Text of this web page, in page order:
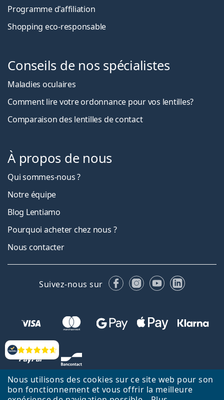
Nous utilisons des cookies sur ce site web pour son
bon fonctionnement et vous offrir la meilleure
Évaluation
Programme d'affiliation
Shopping eco-responsable
Conseils de nos spécialistes
Maladies oculaires
Comment lire votre ordonnance pour vos lentilles?
Comparaison des lentilles de contact
À propos de nous
Qui sommes-nous ?
Notre équipe
Blog Lentiamo
Pourquoi acheter chez nous ?
Nous contacter
Suivez-nous sur FacebookInstagram
YouTubeLinkedIn